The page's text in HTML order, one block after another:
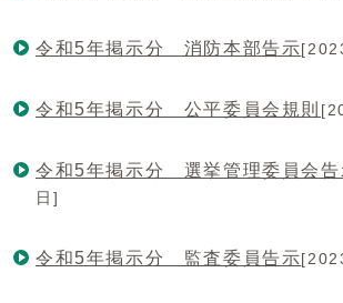
令和5年掲示分 消防本部告示
令和5年掲示分 公平委員会規則
令和5年掲示分 選挙管理委員会告
日]
令和5年掲示分 監査委員告示